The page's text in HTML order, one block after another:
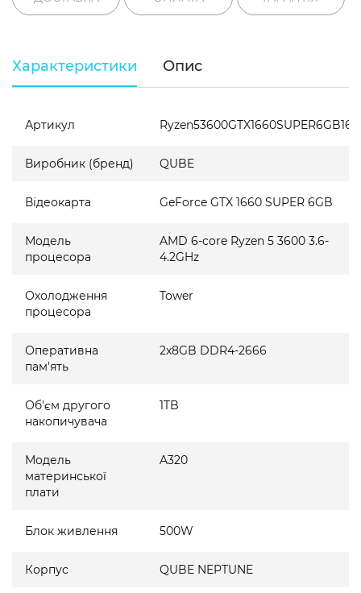
Характеристики Опис
Артикул Ryzen53600GTX1660SUPER6GB161
Виробник (бренд) QUBE
Відеокарта GeForce GTX 1660 SUPER 6GB
Модель
процесора
AMD 6-core Ryzen 5 3600 3.6-
4.2GHz
Охолодження
процесора
Tower
Оперативна
пам'ять
2x8GB DDR4-2666
Об'єм другого
накопичувача
1TB
Модель
материнської
плати
A320
Блок живлення 500W
Корпус QUBE NEPTUNE